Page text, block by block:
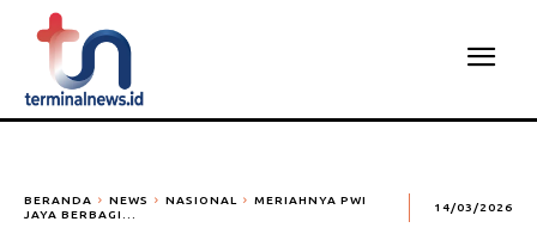
BERANDA NEWS NASIONAL
MERIAHNYA PWI
JAYA BERBAGI...
14/03/2026